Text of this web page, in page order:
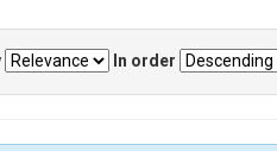
In order